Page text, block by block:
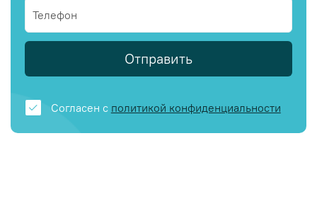
Отправить
Согласен с политикой конфиденциальности